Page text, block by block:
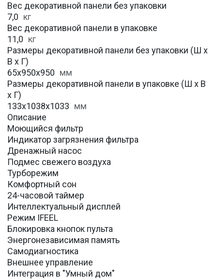
Вес декоративной панели без упаковки
7,0 кг
Вес декоративной панели в упаковке
11,0 кг
Размеры декоративной панели без упаковки (Ш х
В х Г)
65x950x950 мм
Размеры декоративной панели в упаковке (Ш х В
х Г)
133x1038x1033 мм
Описание
Моющийся фильтр
Индикатор загрязнения фильтра
Дренажный насос
Подмес свежего воздуха
Турборежим
Комфортный сон
24-часовой таймер
Интеллектуальный дисплей
Режим IFEEL
Блокировка кнопок пульта
Энергонезависимая память
Самодиагностика
Внешнее управление
Интеграция в "Умный дом"